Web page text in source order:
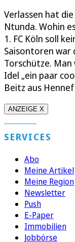
Verlassen hat
Ntunda. Wohin
1. FC Köln soll
Saisontoren war
Torschütze. Man
Idel „ein paar
Beitz aus
ANZEIGE X
SERVICES
Abo
Meine Artikel
Meine Region
Newsletter
Push
E-Paper
Immobilien
Jobbörse